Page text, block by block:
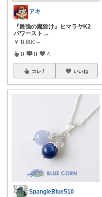
アキ
『最強の魔除け』ヒマラヤK2
パワースト ...
￥ 8,800～
0 0 4
コレ いいね
SpangleBlue510